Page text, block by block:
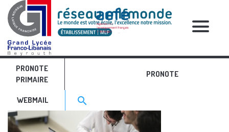
PRONOTE
PRIMAIRE
PRONOTE
WEBMAIL Search for:>
search
RELATIVE POSTS
numerique 1